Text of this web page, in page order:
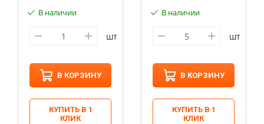
В наличии
шт
В КОРЗИНУ
КУПИТЬ В 1
КЛИК
В наличии
шт
В КОРЗИНУ
КУПИТЬ В 1
КЛИК